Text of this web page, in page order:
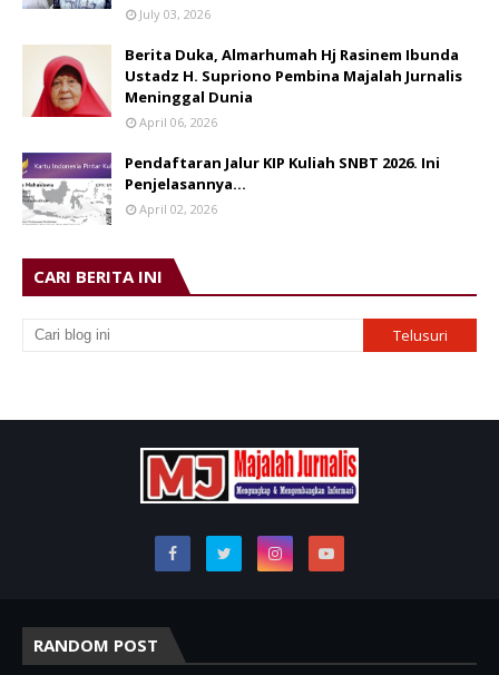
July 03, 2026
Berita Duka, Almarhumah Hj Rasinem Ibunda
Ustadz H. Supriono Pembina Majalah Jurnalis
Meninggal Dunia
April 06, 2026
Pendaftaran Jalur KIP Kuliah SNBT 2026. Ini
Penjelasannya…
April 02, 2026
CARI BERITA INI
RANDOM POST